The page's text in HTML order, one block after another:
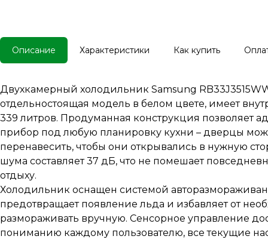
Описание Характеристики Как купить
Двухкамерный холодильник Samsung
отдельностоящая модель в белом цвете, имеет
339 литров. Продуманная конструкция позволяет
прибор под любую планировку кухни – дверцы
перенавесить, чтобы они открывались в нужную
шума составляет 37 дБ, что не помешает
отдыху.
Холодильник оснащен системой
предотвращает появление льда и избавляет от
размораживать вручную. Сенсорное управление
пониманию каждому пользователю, все текущие